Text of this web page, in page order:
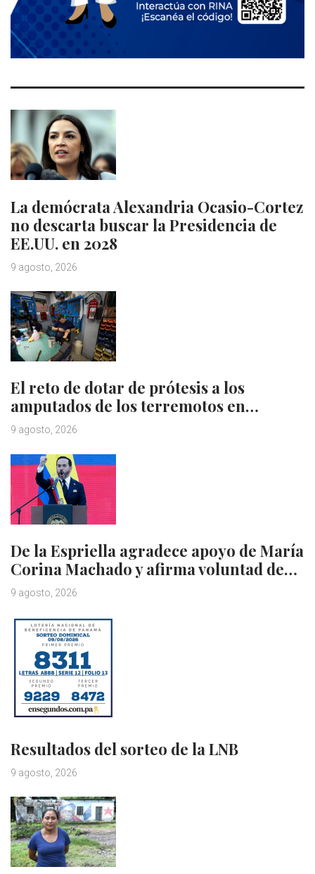
La demócrata Alexandria Ocasio-Cortez
no descarta buscar la Presidencia de
EE.UU. en 2028
9 agosto, 2026
El reto de dotar de prótesis a los
amputados de los terremotos en…
9 agosto, 2026
De la Espriella agradece apoyo de María
Corina Machado y afirma voluntad de…
9 agosto, 2026
Resultados del sorteo de la LNB
9 agosto, 2026